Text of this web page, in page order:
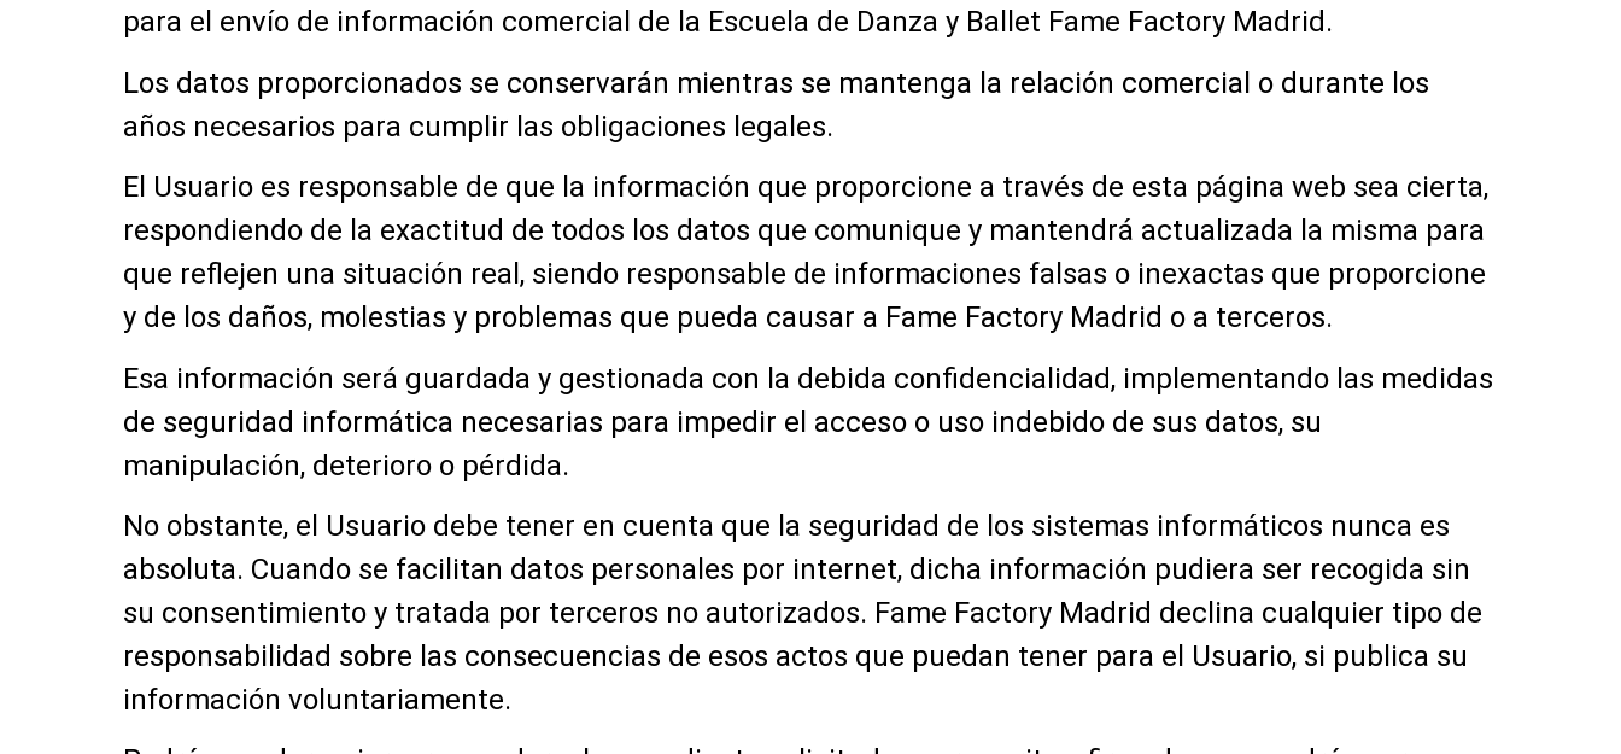
para el envío de información comercial de la Escuela de Danza y Ballet Fame Factory Madrid.
Los datos proporcionados se conservarán mientras se mantenga la relación comercial o durante los
años necesarios para cumplir las obligaciones legales.
El Usuario es responsable de que la información que proporcione a través de esta página web sea cierta,
respondiendo de la exactitud de todos los datos que comunique y mantendrá actualizada la misma para
que reflejen una situación real, siendo responsable de informaciones falsas o inexactas que proporcione
y de los daños, molestias y problemas que pueda causar a Fame Factory Madrid o a terceros.
Esa información será guardada y gestionada con la debida confidencialidad, implementando las medidas
de seguridad informática necesarias para impedir el acceso o uso indebido de sus datos, su
manipulación, deterioro o pérdida.
No obstante, el Usuario debe tener en cuenta que la seguridad de los sistemas informáticos nunca es
absoluta. Cuando se facilitan datos personales por internet, dicha información pudiera ser recogida sin
su consentimiento y tratada por terceros no autorizados. Fame Factory Madrid declina cualquier tipo de
responsabilidad sobre las consecuencias de esos actos que puedan tener para el Usuario, si publica su
información voluntariamente.